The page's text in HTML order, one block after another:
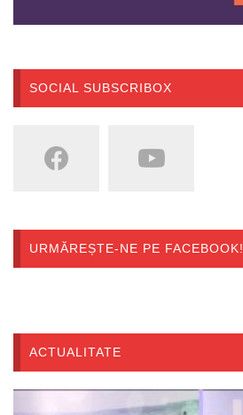
SOCIAL SUBSCRIBOX
URMĂREȘTE-NE PE FACEBOOK!
ACTUALITATE